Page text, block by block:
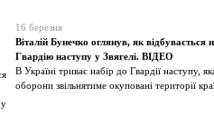
16 березня
Віталій Бунечко оглянув, як відбувається
Гвардію наступу у Звягелі. ВІДЕО
В Україні триває набір до Гвардії наступу,
оборони звільнятиме окуповані території